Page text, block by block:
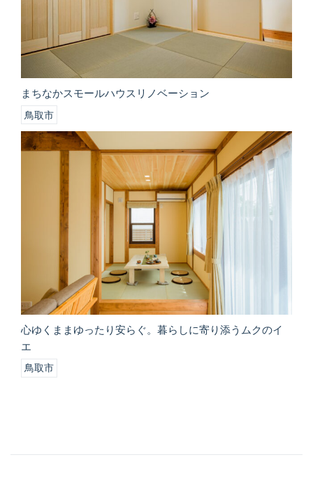
まちなかスモールハウスリノベーション
鳥取市
心ゆくままゆったり安らぐ。暮らしに寄り添うムクのイ
エ
鳥取市